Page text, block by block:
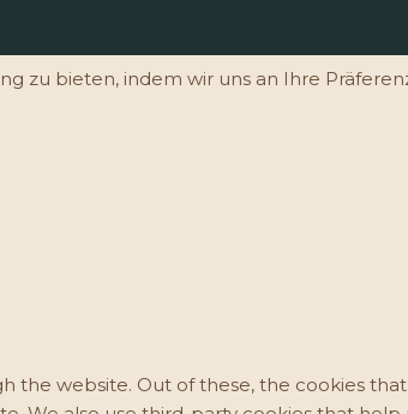
zu bieten, indem wir uns an Ihre
website. Out of these, the cookies